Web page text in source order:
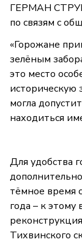
ГЕРМАН
по связям с
«Горожане
зелёным
это место
историческую
могла
находиться
Для удобства
тёмное время
года – к этому
Тихвинского